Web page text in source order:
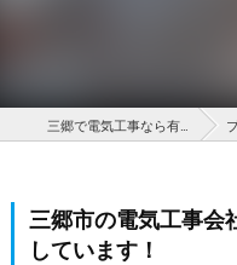
三郷で電気工事なら有限会社タカ電工 ブ
三郷市の電気工事会
しています！